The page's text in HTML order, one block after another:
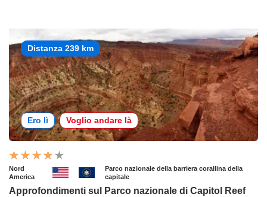
Distanza 239 km
Ero lì Voglio andare là
Nord
America
Parco nazionale della barriera corallina della
capitale
Approfondimenti sul Parco nazionale di Capitol Reef